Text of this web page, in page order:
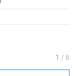
1 / 6